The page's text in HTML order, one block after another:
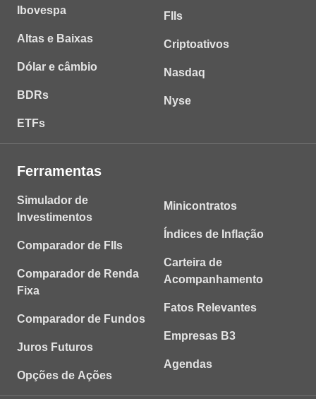
Ibovespa
Altas e Baixas
Dólar e câmbio
BDRs
ETFs
FIIs
Criptoativos
Nasdaq
Nyse
Ferramentas
Simulador de
Investimentos
Comparador de FIIs
Comparador de Renda
Fixa
Comparador de Fundos
Juros Futuros
Opções de Ações
Minicontratos
Índices de Inflação
Carteira de
Acompanhamento
Fatos Relevantes
Empresas B3
Agendas